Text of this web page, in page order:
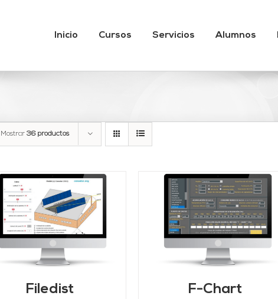
Inicio Cursos Servicios Alumnos
Mostrar 36 productos
Filedist
Valorado
con3.89
de 5
AÑADIR AL CARRITO
DETALLES
F-Chart
DETALLES